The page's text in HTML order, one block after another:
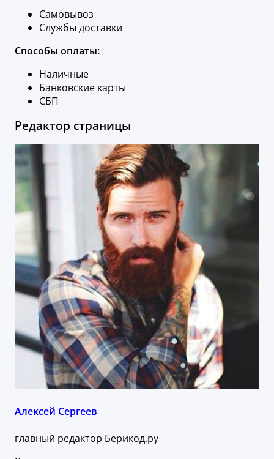
Самовывоз
Службы доставки
Способы оплаты:
Наличные
Банковские карты
СБП
Редактор страницы
Алексей Сергеев
главный редактор Берикод.ру